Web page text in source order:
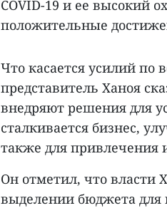
COVID-19 и ее высокий
положительные
Что касается усилий по
представитель Ханоя
внедряют решения для
сталкивается бизнес,
также для привлечения
Он отметил, что власти
выделении бюджета для